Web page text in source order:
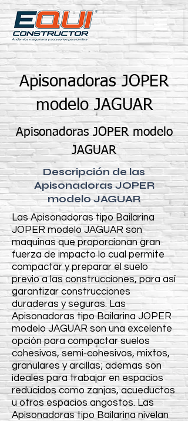
Apisonadoras JOPER
modelo JAGUAR
Apisonadoras JOPER modelo
JAGUAR
Descripción de las
Apisonadoras JOPER
modelo JAGUAR
Las Apisonadoras tipo Bailarina
JOPER modelo JAGUAR son
maquinas que proporcionan gran
fuerza de impacto lo cual permite
compactar y preparar el suelo
previo a las construcciones, para así
garantizar construcciones
duraderas y seguras. Las
Apisonadoras tipo Bailarina JOPER
modelo JAGUAR son una excelente
opción para compactar suelos
cohesivos, semi-cohesivos, mixtos,
granulares y arcillas; ademas son
ideales para trabajar en espacios
reducidos como zanjas, acueductos
u otros espacios angostos. Las
Apisonadoras tipo Bailarina nivelan